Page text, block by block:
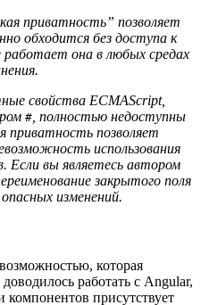
приватность” позволяет
обходится без доступа к
она в любых средах
свойства ECMAScript,
#, полностью недоступны
приватность позволяет
использования
Если вы являетесь автором
закрытого поля
изменений.
которая
работать с Angular,
компонентов присутствует